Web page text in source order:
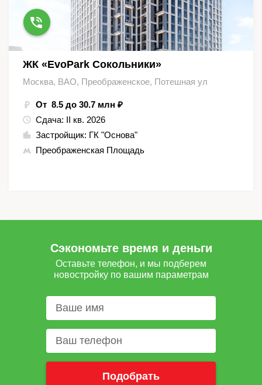
ЖК «EvoPark Сокольники»
Москва, ВАО, Преображенское, Потешная ул
От 8.5 до 30.7 млн ₽
Сдача: II кв. 2026
Застройщик: ГК "Основа"
Преображенская Площадь
Сэкономьте время и деньги
Оставьте телефон, и мы подберем
новостройку по вашим параметрам